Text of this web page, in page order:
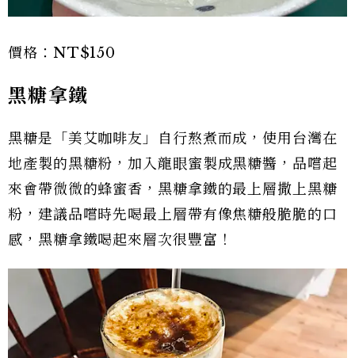
價格：NT$150
黑糖拿鐵
黑糖是「美艾咖啡友」自行熬煮而成，使用台灣在
地產製的黑糖粉，加入龍眼蜜製成黑糖醬，品嚐起
來會帶微微的蜂蜜香，黑糖拿鐵的最上層撒上黑糖
粉，建議品嚐時先喝最上層帶有像焦糖般脆脆的口
感，黑糖拿鐵喝起來層次很豐富！